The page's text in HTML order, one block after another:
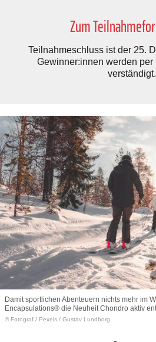
Zum
Teilnahmeschluss ist der 25.
Gewinner:innen werden per
verständigt.
Damit sportlichen Abenteuern nichts mehr im
Encapsulations® die Neuheit Chondro aktiv
© Fotograf / Pexels / Gustav Lundborg